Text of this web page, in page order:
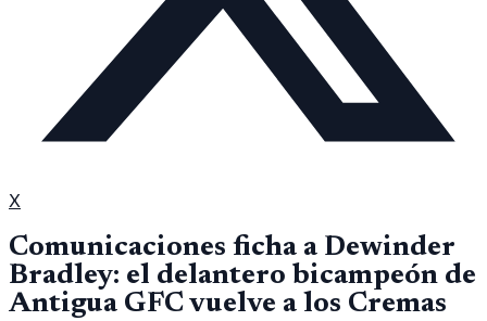
X
Comunicaciones ficha a Dewinder
Bradley: el delantero bicampeón de
Antigua GFC vuelve a los Cremas